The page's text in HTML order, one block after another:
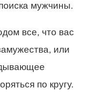
мужчины.
все, что вас
или
по кругу.